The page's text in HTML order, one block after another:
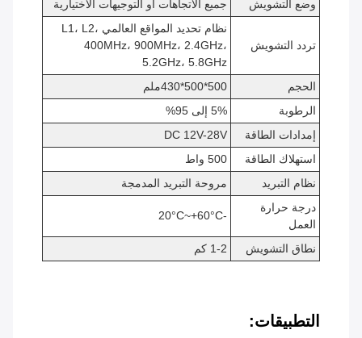
وضع التشويش
جميع الاتجاهات أو التوجيهات الاختيارية
تردد التشويش
نظام تحديد المواقع العالمي L1، L2،
400MHz، 900MHz، 2.4GHz،
5.2GHz، 5.8GHz
الحجم
500*500*430ملم
الرطوبة
5% إلى 95%
إمدادات الطاقة
DC 12V-28V
استهلاك الطاقة
500 واط
نظام التبريد
مروحة التبريد المدمجة
درجة حرارة
العمل
-20°C~+60°C
نطاق التشويش 1-2 كم
التطبيقات: